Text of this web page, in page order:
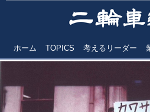
ホーム TOPICS 考えるリーダー